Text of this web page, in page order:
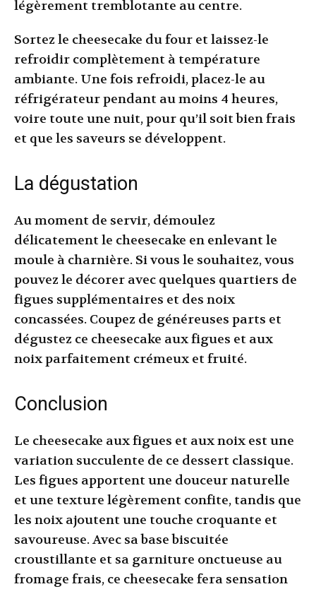
légèrement tremblotante au centre.
Sortez le cheesecake du four et laissez-le
refroidir complètement à température
ambiante. Une fois refroidi, placez-le au
réfrigérateur pendant au moins 4 heures,
voire toute une nuit, pour qu’il soit bien frais
et que les saveurs se développent.
La dégustation
Au moment de servir, démoulez
délicatement le cheesecake en enlevant le
moule à charnière. Si vous le souhaitez, vous
pouvez le décorer avec quelques quartiers de
figues supplémentaires et des noix
concassées. Coupez de généreuses parts et
dégustez ce cheesecake aux figues et aux
noix parfaitement crémeux et fruité.
Conclusion
Le cheesecake aux figues et aux noix est une
variation succulente de ce dessert classique.
Les figues apportent une douceur naturelle
et une texture légèrement confite, tandis que
les noix ajoutent une touche croquante et
savoureuse. Avec sa base biscuitée
croustillante et sa garniture onctueuse au
fromage frais, ce cheesecake fera sensation